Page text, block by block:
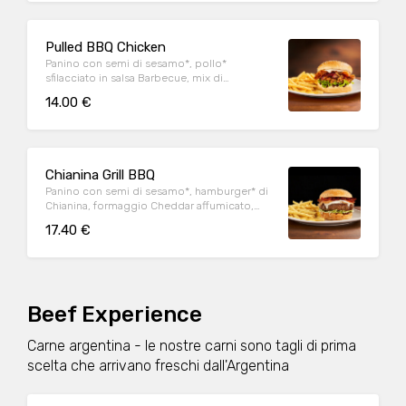
Pulled BBQ Chicken
Panino con semi di sesamo*, pollo*
sfilacciato in salsa Barbecue, mix di
insalata iceberg, servito con patate* Fries e
14.00 €
Chianina Grill BBQ
Panino con semi di sesamo*, hamburger* di
Chianina, formaggio Cheddar affumicato,
Barbecue, servito con patate* Fries e salsa
17.40 €
Beef Experience
Carne argentina - le nostre carni sono tagli di prima
scelta che arrivano freschi dall'Argentina